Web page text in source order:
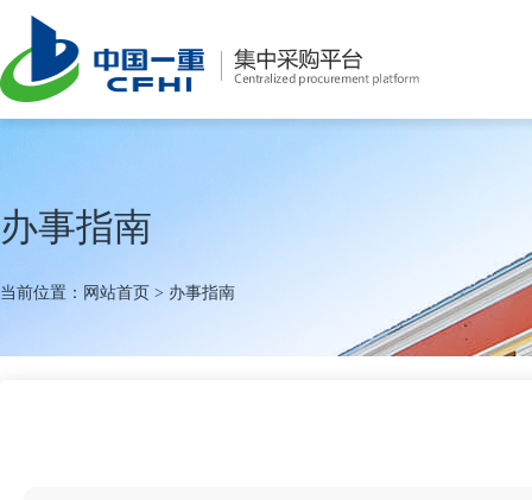
办事指南
当前位置： 网站首页 > 办事指南